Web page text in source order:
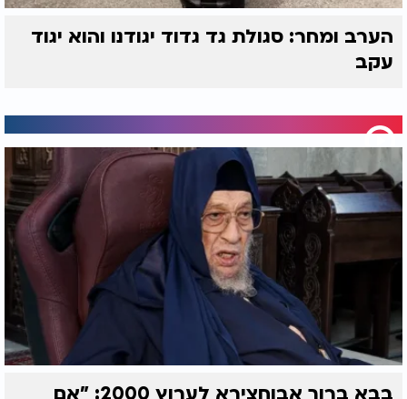
הערב ומחר: סגולת גד גדוד יגודנו והוא יגוד
עקב